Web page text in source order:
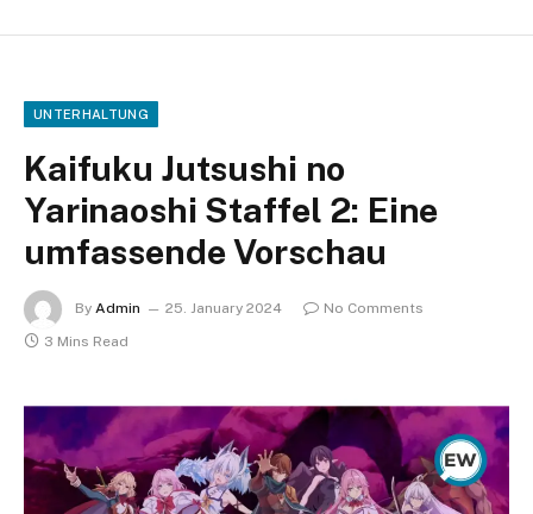
UNTERHALTUNG
Kaifuku Jutsushi no
Yarinaoshi Staffel 2: Eine
umfassende Vorschau
By Admin 25. January 2024
No Comments
3 Mins Read